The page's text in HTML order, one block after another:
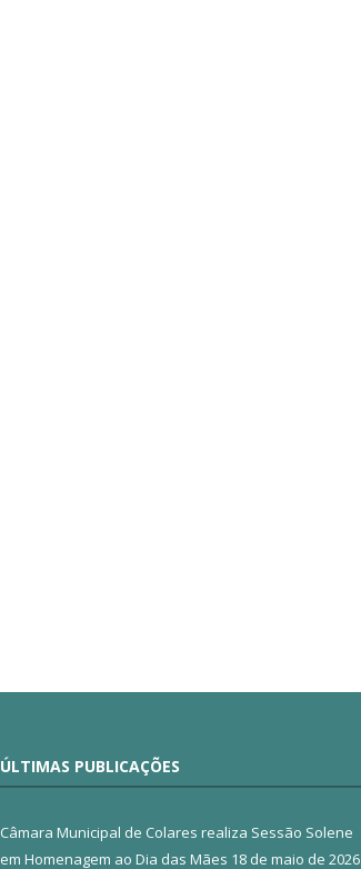
ÚLTIMAS PUBLICAÇÕES
Câmara Municipal de Colares realiza Sessão Solene
em Homenagem ao Dia das Mães 18 de maio de 2026